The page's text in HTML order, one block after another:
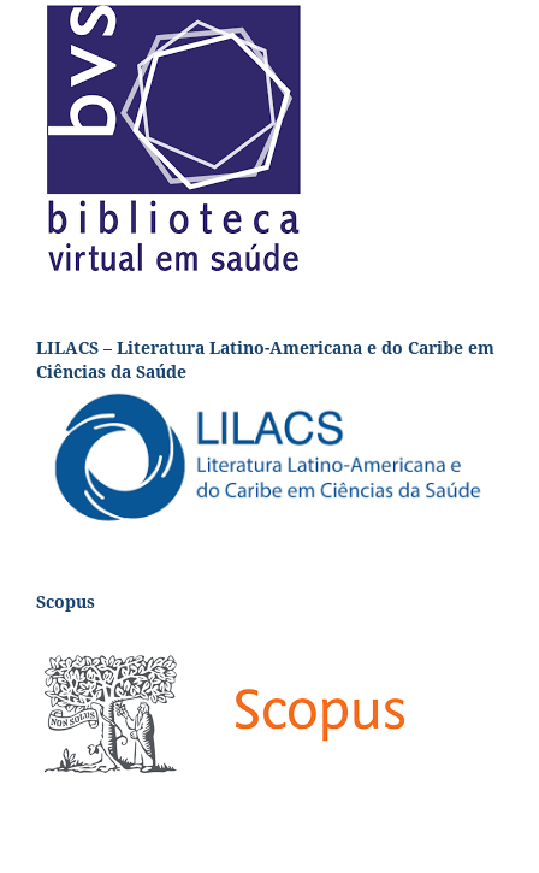
LILACS – Literatura Latino-Americana e do Caribe em
Ciências da Saúde
Scopus